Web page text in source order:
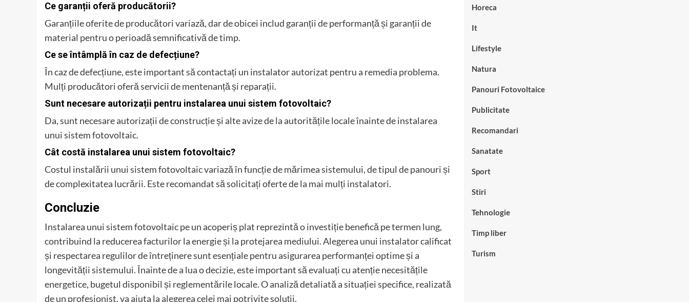
Ce garanții oferă producătorii?
Garanțiile oferite de producători variază, dar de obicei includ garanții de performanță și garanții de
material pentru o perioadă semnificativă de timp.
Ce se întâmplă în caz de defecțiune?
În caz de defecțiune, este important să contactați un instalator autorizat pentru a remedia problema.
Mulți producători oferă servicii de mentenanță și reparații.
Sunt necesare autorizații pentru instalarea unui sistem fotovoltaic?
Da, sunt necesare autorizații de construcție și alte avize de la autoritățile locale înainte de instalarea
unui sistem fotovoltaic.
Cât costă instalarea unui sistem fotovoltaic?
Costul instalării unui sistem fotovoltaic variază în funcție de mărimea sistemului, de tipul de panouri și
de complexitatea lucrării. Este recomandat să solicitați oferte de la mai mulți instalatori.
Concluzie
Instalarea unui sistem fotovoltaic pe un acoperiș plat reprezintă o investiție benefică pe termen lung,
contribuind la reducerea facturilor la energie și la protejarea mediului. Alegerea unui instalator calificat
și respectarea regulilor de întreținere sunt esențiale pentru asigurarea performanței optime și a
longevității sistemului. Înainte de a lua o decizie, este important să evaluați cu atenție necesitățile
energetice, bugetul disponibil și reglementările locale. O analiză detaliată a situației specifice, realizată
de un profesionist, va ajuta la alegerea celei mai potrivite soluții.
Horeca
It
Lifestyle
Natura
Panouri Fotovoltaice
Publicitate
Recomandari
Sanatate
Sport
Stiri
Tehnologie
Timp liber
Turism